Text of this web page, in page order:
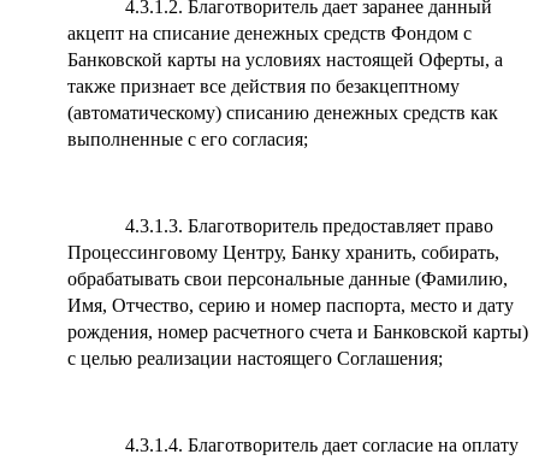
4.3.1.2. Благотворитель дает заранее данный
акцепт на списание денежных средств Фондом с
Банковской карты на условиях настоящей Оферты, а
также признает все действия по безакцептному
(автоматическому) списанию денежных средств как
выполненные с его согласия;
4.3.1.3. Благотворитель предоставляет право
Процессинговому Центру, Банку хранить, собирать,
обрабатывать свои персональные данные (Фамилию,
Имя, Отчество, серию и номер паспорта, место и дату
рождения, номер расчетного счета и Банковской карты)
с целью реализации настоящего Соглашения;
4.3.1.4. Благотворитель дает согласие на оплату